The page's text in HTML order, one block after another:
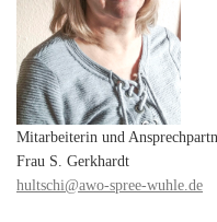
Mitarbeiterin und
Frau S. Gerkhardt
hultschi@awo-spree-wuhle.de